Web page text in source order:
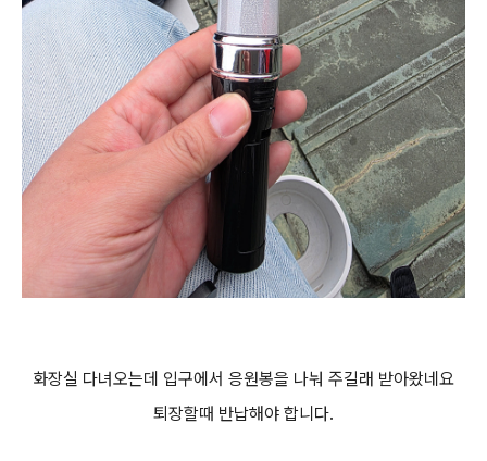
화장실 다녀오는데 입구에서 응원봉을 나눠 주길래 받아왔네요
퇴장할때 반납해야 합니다.